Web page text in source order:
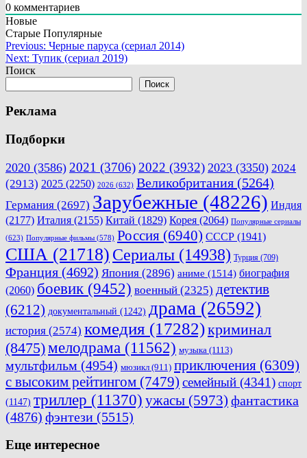
0 комментариев
Новые
Старые Популярные
Навигация
по
Previous: Черные паруса (сериал 2014)
Next: Тупик (сериал 2019)
Поиск
Поиск
Реклама
Подборки
2020 (3586) 2021 (3706) 2022 (3932) 2023 (3350) 2024
(2913) 2025 (2250) 2026 (632) Великобритания (5264)
Германия (2697) Зарубежные (48226) Индия
(2177) Италия (2155) Китай (1829) Корея (2064) Популярные сериалы
(623) Популярные фильмы (578) Россия (6940) СССР (1941)
США (21718) Сериалы (14938) Турция (709)
Франция (4692) Япония (2896) аниме (1514) биография
(2060) боевик (9452) военный (2325) детектив
(6212) документальный (1242) драма (26592)
история (2574) комедия (17282)криминал
(8475)мелодрама (11562) музыка (1113)
мультфильм (4954) мюзикл (911) приключения (6309)
с высоким рейтингом (7479) семейный (4341) спорт
(1147) триллер (11370) ужасы (5973) фантастика
(4876) фэнтези (5515)
Еще интересное